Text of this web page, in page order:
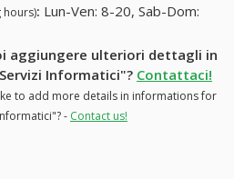
hours): Lun-Ven: 8-20, Sab-Dom:
aggiungere ulteriori dettagli in
Informatici"? Contattaci!
to add more details in informations for
- Contact us!